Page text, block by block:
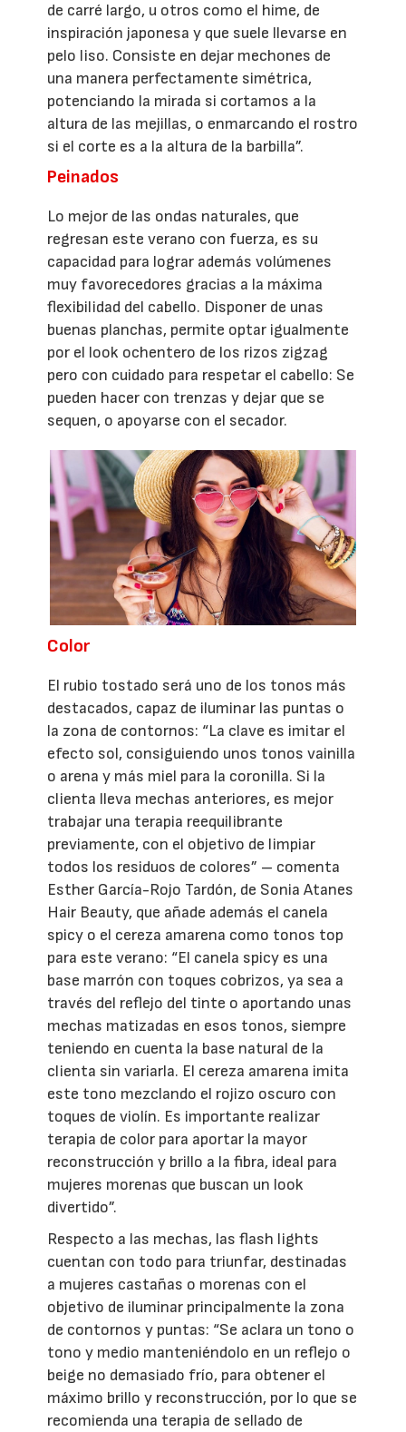
de carré largo, u otros como el hime, de
inspiración japonesa y que suele llevarse en
pelo liso. Consiste en dejar mechones de
una manera perfectamente simétrica,
potenciando la mirada si cortamos a la
altura de las mejillas, o enmarcando el rostro
si el corte es a la altura de la barbilla”.
Peinados
Lo mejor de las ondas naturales, que
regresan este verano con fuerza, es su
capacidad para lograr además volúmenes
muy favorecedores gracias a la máxima
flexibilidad del cabello. Disponer de unas
buenas planchas, permite optar igualmente
por el look ochentero de los rizos zigzag
pero con cuidado para respetar el cabello: Se
pueden hacer con trenzas y dejar que se
sequen, o apoyarse con el secador.
Color
El rubio tostado será uno de los tonos más
destacados, capaz de iluminar las puntas o
la zona de contornos: “La clave es imitar el
efecto sol, consiguiendo unos tonos vainilla
o arena y más miel para la coronilla. Si la
clienta lleva mechas anteriores, es mejor
trabajar una terapia reequilibrante
previamente, con el objetivo de limpiar
todos los residuos de colores” – comenta
Esther García-Rojo Tardón, de Sonia Atanes
Hair Beauty, que añade además el canela
spicy o el cereza amarena como tonos top
para este verano: “El canela spicy es una
base marrón con toques cobrizos, ya sea a
través del reflejo del tinte o aportando unas
mechas matizadas en esos tonos, siempre
teniendo en cuenta la base natural de la
clienta sin variarla. El cereza amarena imita
este tono mezclando el rojizo oscuro con
toques de violín. Es importante realizar
terapia de color para aportar la mayor
reconstrucción y brillo a la fibra, ideal para
mujeres morenas que buscan un look
divertido”.
Respecto a las mechas, las flash lights
cuentan con todo para triunfar, destinadas
a mujeres castañas o morenas con el
objetivo de iluminar principalmente la zona
de contornos y puntas: “Se aclara un tono o
tono y medio manteniéndolo en un reflejo o
beige no demasiado frío, para obtener el
máximo brillo y reconstrucción, por lo que se
recomienda una terapia de sellado de